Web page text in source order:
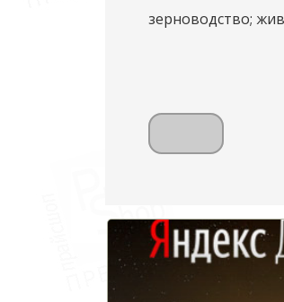
зерноводство;